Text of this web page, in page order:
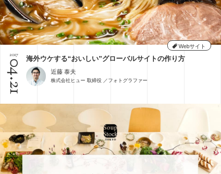
Webサイト
2017
04.21海外ウケする“おいしい”グローバルサイトの作り方
近藤 泰夫
株式会社ヒュー 取締役 ／フォトグラファー